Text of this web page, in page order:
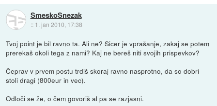
SmeskoSnezak
:: 1. jan 2010, 17:38
Tvoj point je bil ravno ta. Ali ne? Sicer je vprašanje, zakaj se potem
prerekaš okoli tega z nami? Kaj ne bereš niti svojih prispevkov?
Čeprav v prvem postu trdiš skoraj ravno nasprotno, da so dobri
stoli dragi (800eur in vec).
Odloči se že, o čem govoriš al pa se razjasni.